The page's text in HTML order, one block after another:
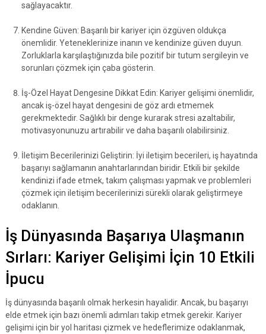
sağlayacaktır.
Kendine Güven: Başarılı bir kariyer için özgüven oldukça
önemlidir. Yeteneklerinize inanın ve kendinize güven duyun.
Zorluklarla karşılaştığınızda bile pozitif bir tutum sergileyin ve
sorunları çözmek için çaba gösterin.
İş-Özel Hayat Dengesine Dikkat Edin: Kariyer gelişimi önemlidir,
ancak iş-özel hayat dengesini de göz ardı etmemek
gerekmektedir. Sağlıklı bir denge kurarak stresi azaltabilir,
motivasyonunuzu artırabilir ve daha başarılı olabilirsiniz.
İletişim Becerilerinizi Geliştirin: İyi iletişim becerileri, iş hayatında
başarıyı sağlamanın anahtarlarından biridir. Etkili bir şekilde
kendinizi ifade etmek, takım çalışması yapmak ve problemleri
çözmek için iletişim becerilerinizi sürekli olarak geliştirmeye
odaklanın.
İş Dünyasında Başarıya Ulaşmanın
Sırları: Kariyer Gelişimi İçin 10 Etkili
İpucu
İş dünyasında başarılı olmak herkesin hayalidir. Ancak, bu başarıyı
elde etmek için bazı önemli adımları takip etmek gerekir. Kariyer
gelişimi için bir yol haritası çizmek ve hedeflerimize odaklanmak,